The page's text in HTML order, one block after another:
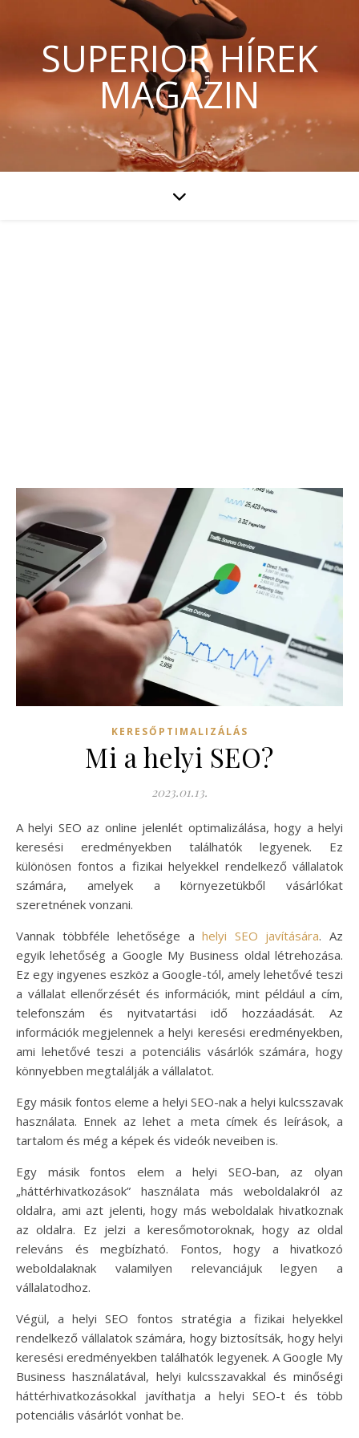
SUPERIOR HÍREK
MAGAZIN
KERESŐPTIMALIZÁLÁS
Mi a helyi SEO?
2023.01.13.
A helyi SEO az online jelenlét optimalizálása, hogy a helyi
keresési eredményekben találhatók legyenek. Ez
különösen fontos a fizikai helyekkel rendelkező vállalatok
számára, amelyek a környezetükből vásárlókat
szeretnének vonzani.
Vannak többféle lehetősége ahelyi SEO javítására. Az
egyik lehetőség a Google My Business oldal létrehozása.
Ez egy ingyenes eszköz a Google-tól, amely lehetővé teszi
a vállalat ellenőrzését és információk, mint például a cím,
telefonszám és nyitvatartási idő hozzáadását. Az
információk megjelennek a helyi keresési eredményekben,
ami lehetővé teszi a potenciális vásárlók számára, hogy
könnyebben megtalálják a vállalatot.
Egy másik fontos eleme a helyi SEO-nak a helyi kulcsszavak
használata. Ennek az lehet a meta címek és leírások, a
tartalom és még a képek és videók neveiben is.
Egy másik fontos elem a helyi SEO-ban, az olyan
„háttérhivatkozások” használata más weboldalakról az
oldalra, ami azt jelenti, hogy más weboldalak hivatkoznak
az oldalra. Ez jelzi a keresőmotoroknak, hogy az oldal
releváns és megbízható. Fontos, hogy a hivatkozó
weboldalaknak valamilyen relevanciájuk legyen a
vállalatodhoz.
Végül, a helyi SEO fontos stratégia a fizikai helyekkel
rendelkező vállalatok számára, hogy biztosítsák, hogy helyi
keresési eredményekben találhatók legyenek. A Google My
Business használatával, helyi kulcsszavakkal és minőségi
háttérhivatkozásokkal javíthatja a helyi SEO-t és több
potenciális vásárlót vonhat be.